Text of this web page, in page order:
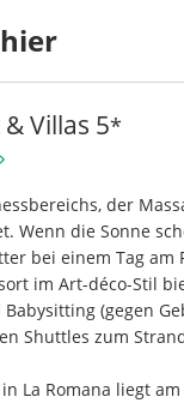
Villas 5*
der
Wenn die Sonne
bei einem Tag am
im Art-déco-Stil
(gegen
Shuttles zum
La Romana liegt